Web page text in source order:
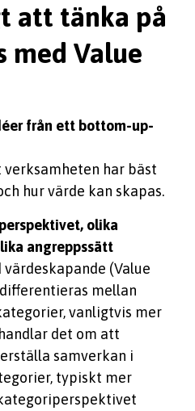
att tänka på
med Value
från ett bottom-up-
verksamheten har bäst
hur värde kan skapas.
olika
angreppssätt
värdeskapande (Value
mellan
vanligtvis mer
det om att
samverkan i
typiskt mer